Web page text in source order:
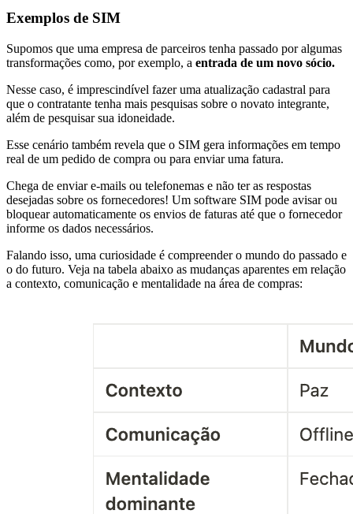
Exemplos de SIM
Supomos que uma empresa de parceiros tenha passado por algumas
transformações como, por exemplo, a entrada de um novo sócio.
Nesse caso, é imprescindível fazer uma atualização cadastral para
que o contratante tenha mais pesquisas sobre o novato integrante,
além de pesquisar sua idoneidade.
Esse cenário também revela que o SIM gera informações em tempo
real de um pedido de compra ou para enviar uma fatura.
Chega de enviar e-mails ou telefonemas e não ter as respostas
desejadas sobre os fornecedores! Um software SIM pode avisar ou
bloquear automaticamente os envios de faturas até que o fornecedor
informe os dados necessários.
Falando isso, uma curiosidade é compreender o mundo do passado e
o do futuro. Veja na tabela abaixo as mudanças aparentes em relação
a contexto, comunicação e mentalidade na área de compras: